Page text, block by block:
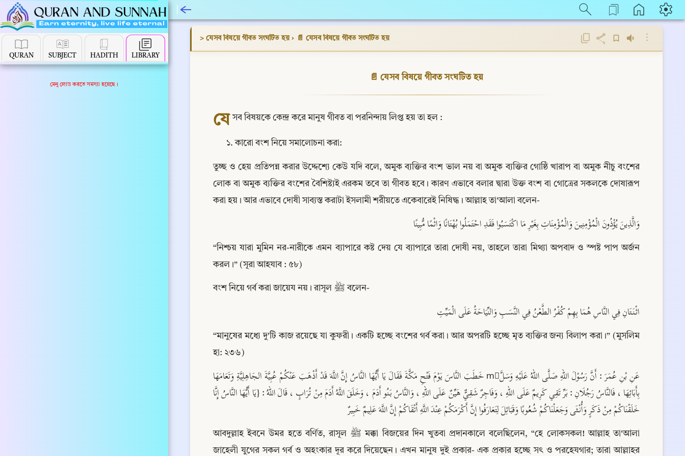
QURAN SUBJECT HADITH LIBRARY
মেনু লোড করতে সমস্যা হয়েছে।
> যেসব বিষয়ে গীবত সংঘটিত হয় › 📄 যেসব বিষয়ে গীবত সংঘটিত হয় ⋮
📄 যেসব বিষয়ে গীবত সংঘটিত হয়
যে সব বিষয়কে কেন্দ্র করে মানুষ গীবত বা পরনিন্দায় লিপ্ত হয় তা হল :
১. কারো বংশ নিয়ে সমালোচনা করা:
তুচ্ছ ও হেয় প্রতিপন্ন করার উদ্দেশ্যে কেউ যদি বলে, অমুক ব্যক্তির বংশ ভাল নয় বা অমুক ব্যক্তির গোষ্ঠি খারাপ বা অমুক নীচু বংশের
লোক বা অমুক ব্যক্তির বংশের বৈশিষ্ট্যই এরকম তবে তা গীবত হবে। কারণ এভাবে বলার দ্বারা উক্ত বংশ বা গোত্রের সকলকে দোষারূপ
করা হয়। আর এভাবে দোষী সাব্যস্ত করাটা ইসলামী শরীয়তে একেবারেই নিষিদ্ধ। আল্লাহ তা'আলা বলেন-
وَالَّذِينَ يُؤْذُونَ الْمُؤْمِنِينَ وَالْمُؤْمِنَاتِ بِغَيْرِ مَا اكْتَسَبُوا فَقَدِ احْتَمَلُوا بُهْتَانًا وَاثْمًا مُّبِينًا
“নিশ্চয় যারা মুমিন নর-নারীকে এমন ব্যাপারে কষ্ট দেয় যে ব্যাপারে তারা দোষী নয়, তাহলে তারা মিথ্যা অপবাদ ও স্পষ্ট পাপ অর্জন
করল।” (সূরা আহযাব : ৫৮)
বংশ নিয়ে গর্ব করা জায়েয নয়। রাসূল ﷺ বলেন-
اثْنَتَانِ فِي النَّاسِ هُمَا بِهِمْ كُفْرُ الطَّعْنُ فِي النَّسَبِ وَالنِّيَاحَةُ عَلَى الْمَيِّتِ
“মানুষের মধ্যে দু'টি কাজ রয়েছে যা কুফরী। একটি হচ্ছে বংশের গর্ব করা। আর অপরটি হচ্ছে মৃত ব্যক্তির জন্য বিলাপ করা।” (মুসলিম
হা: ২৩৬)
خَلَقْنَاكُمْ مِنْ ذَكَرٍ وَأُنْثَى وَجَعَلْنَاكُمْ شُعُوبًا وَقَبَائِلَ لِتَعَارَفُوا إِنَّ أَكْرَمَكُمْ عِنْدَ اللَّهِ أَتْقَاكُمْ إِنَّ اللَّهَ عَلِيمٌ خَبِيرٌ
আবদুল্লাহ ইবনে উমর হতে বর্ণিত, রাসূল ﷺ মক্কা বিজয়ের দিন খুতবা প্রদানকালে বলেছিলেন, “হে লোকসকল! আল্লাহ তা'আলা
জাহেলী যুগের সকল গর্ব ও অহংকার দূর করে দিয়েছেন। এখন মানুষ দুই প্রকার- এক প্রকার হচ্ছে সৎ ও পরহেযগার; তারা আল্লাহর